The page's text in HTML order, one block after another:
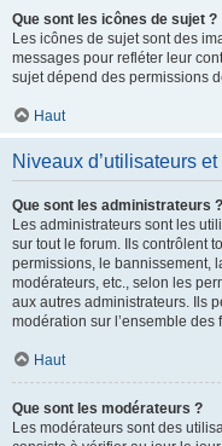
Que sont les icônes de sujet ?
Les icônes de sujet sont des
messages pour refléter leur
sujet dépend des permissions
Haut
Niveaux d’utilisateurs
Que sont les administrateurs ?
Les administrateurs sont les
sur tout le forum. Ils contrôlent
permissions, le bannissement,
modérateurs, etc., selon les
aux autres administrateurs. Ils
modération sur l’ensemble
Haut
Que sont les modérateurs ?
Les modérateurs sont des